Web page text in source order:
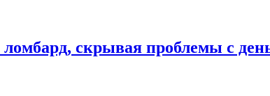
скрывая проблемы с